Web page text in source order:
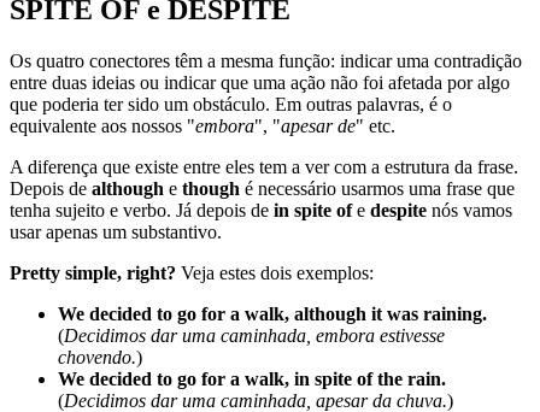
SPITE OF e DESPITE
Os quatro conectores têm a mesma função: indicar uma contradição
entre duas ideias ou indicar que uma ação não foi afetada por algo
que poderia ter sido um obstáculo. Em outras palavras, é o
equivalente aos nossos "embora", "apesar de" etc.
A diferença que existe entre eles tem a ver com a estrutura da frase.
Depois de although e though é necessário usarmos uma frase que
tenha sujeito e verbo. Já depois de in spite ofe despite nós vamos
usar apenas um substantivo.
Pretty simple, right? Veja estes dois exemplos:
We decided to go for a walk, although it was raining.
(Decidimos dar uma caminhada, embora estivesse
chovendo.)
We decided to go for a walk, in spite of the rain.
(Decidimos dar uma caminhada, apesar da chuva.)